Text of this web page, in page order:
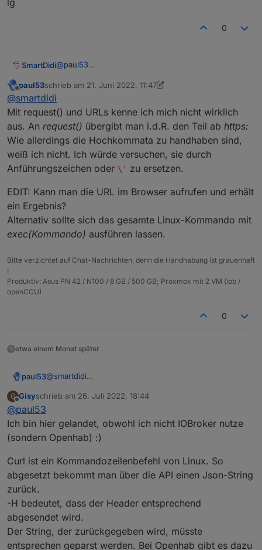
lg
0
SmartDidi@paul53
leide hat mir heute das Support-Team von EcoFlow
vor wenigen Tagen verändert hat.
Nun haben ich folgenden Link von EcoFlow
bekommen:
curl -X GET \ https://api.ecoflow.com/iot-
service/open/api/device/queryDeviceQuota?
sn=DCEBxxxxxxxxx\ -H 'Content-Type:
application/json' \ -H 'appKey:
xxxxxxxxxxxxxx'
Kannst du mir bitte sagen, wie ich aus diesem Pfad
die Werte auslesen kann?
Vielen Dank für deine Hilfe.
lg
Offline
paul53schrieb am 21. Juni 2022, 11:47
zuletzt editiert von paul53
@smartdidi
Mit request() und URLs kenne ich mich nicht wirklich
aus. An request() übergibt man i.d.R. den Teil ab https:
Wie allerdings die Hochkommata zu handhaben sind,
weiß ich nicht. Ich würde versuchen, sie durch
Anführungszeichen oder \' zu ersetzen.
EDIT: Kann man die URL im Browser aufrufen und erhält
ein Ergebnis?
Alternativ sollte sich das gesamte Linux-Kommando mit
exec(Kommando) ausführen lassen.
Bitte verzichtet auf Chat-Nachrichten, denn die Handhabung ist grauenhaft
!
Produktiv: Asus PN 42 / N100 / 8 GB / 500 GB; Proxmox mit 2 VM (iob /
openCCU)
0
etwa einem Monat später
paul53@smartdidi
aus. An request()übergibt man i.d.R. den Teil ab
weiß ich nicht. Ich würde versuchen, sie durch
Anführungszeichen oder
EDIT: Kann man die URL im Browser aufrufen und
Alternativ sollte sich das gesamte Linux-Kommando mit
exec(Kommando)
G
Offline
Gisyschrieb am 26. Juli 2022, 18:44
zuletzt editiert von
@paul53
Ich bin hier gelandet, obwohl ich nicht IOBroker nutze
(sondern Openhab) :)
Curl ist ein Kommandozeilenbefehl von Linux. So
abgesetzt bekommt man über die API einen Json-String
zurück.
-H bedeutet, dass der Header entsprechend
abgesendet wird.
Der String, der zurückgegeben wird, müsste
entsprechen geparst werden. Bei Openhab gibt es dazu